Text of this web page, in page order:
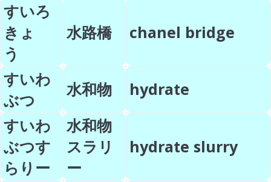
すいろ
きょ
う
水路橋 chanel bridge
すいわ
ぶつ
水和物
hydrate
すいわ
ぶつす
らりー
水和物
スラリ
ー
hydrate slurry